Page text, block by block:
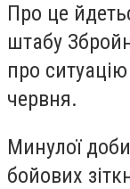
Про це
штабу
про
червня.
Минулої
бойових